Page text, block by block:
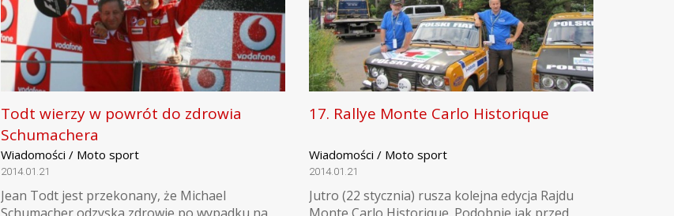
Todt wierzy w powrót do zdrowia
Schumachera
Wiadomości / Moto sport
2014.01.21
Jean Todt jest przekonany, że Michael
17. Rallye Monte Carlo Historique
Wiadomości / Moto sport
2014.01.21
Jutro (22 stycznia) rusza kolejna edycja Rajdu